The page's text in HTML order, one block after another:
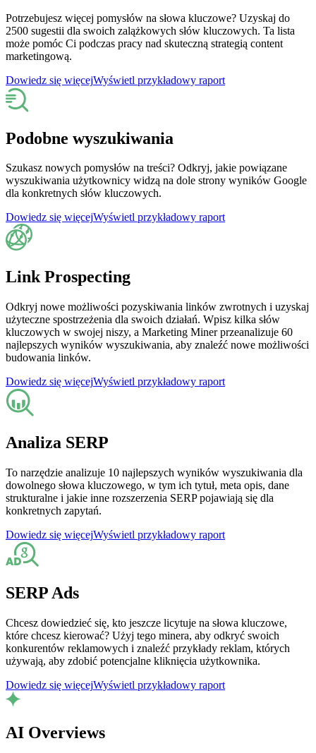
Potrzebujesz więcej pomysłów na słowa kluczowe? Uzyskaj do
2500 sugestii dla swoich zalążkowych słów kluczowych. Ta lista
może pomóc Ci podczas pracy nad skuteczną strategią content
marketingową.
Dowiedz się więcejWyświetl przykładowy raport
Podobne wyszukiwania
Szukasz nowych pomysłów na treści? Odkryj, jakie powiązane
wyszukiwania użytkownicy widzą na dole strony wyników Google
dla konkretnych słów kluczowych.
Dowiedz się więcejWyświetl przykładowy raport
Link Prospecting
Odkryj nowe możliwości pozyskiwania linków zwrotnych i uzyskaj
użyteczne spostrzeżenia dla swoich działań. Wpisz kilka słów
kluczowych w swojej niszy, a Marketing Miner przeanalizuje 60
najlepszych wyników wyszukiwania, aby znaleźć nowe możliwości
budowania linków.
Dowiedz się więcejWyświetl przykładowy raport
Analiza SERP
To narzędzie analizuje 10 najlepszych wyników wyszukiwania dla
dowolnego słowa kluczowego, w tym ich tytuł, meta opis, dane
strukturalne i jakie inne rozszerzenia SERP pojawiają się dla
konkretnych zapytań.
Dowiedz się więcejWyświetl przykładowy raport
SERP Ads
Chcesz dowiedzieć się, kto jeszcze licytuje na słowa kluczowe,
które chcesz kierować? Użyj tego minera, aby odkryć swoich
konkurentów reklamowych i znaleźć przykłady reklam, których
używają, aby zdobić potencjalne kliknięcia użytkownika.
Dowiedz się więcejWyświetl przykładowy raport
AI Overviews